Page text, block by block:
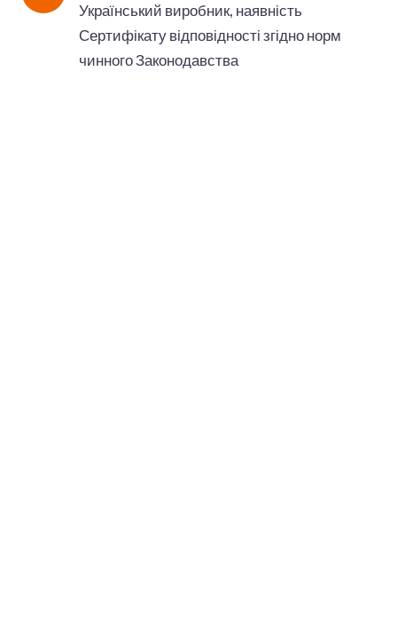
Український виробник, наявність
Сертифікату відповідності згідно норм
чинного Законодавства